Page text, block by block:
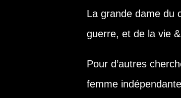
La grande dame du
guerre, et de la vie
Pour d’autres
femme